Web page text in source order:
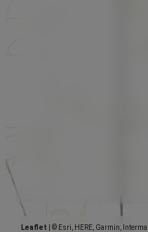
Leaflet
© Esri, HERE, Garmin,